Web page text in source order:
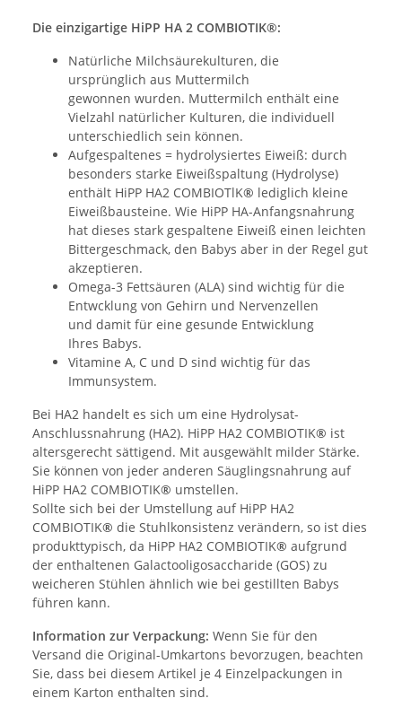
Die einzigartige HiPP HA 2 COMBIOTIK®:
Natürliche Milchsäurekulturen, die
ursprünglich aus Muttermilch
gewonnen wurden. Muttermilch enthält eine
Vielzahl natürlicher Kulturen, die individuell
unterschiedlich sein können.
Aufgespaltenes = hydrolysiertes Eiweiß: durch
besonders starke Eiweißspaltung (Hydrolyse)
enthält HiPP HA2 COMBIOTlK® lediglich kleine
Eiweißbausteine. Wie HiPP HA-Anfangsnahrung
hat dieses stark gespaltene Eiweiß einen leichten
Bittergeschmack, den Babys aber in der Regel gut
akzeptieren.
Omega-3 Fettsäuren (ALA) sind wichtig für die
Entwcklung von Gehirn und Nervenzellen
und damit für eine gesunde Entwicklung
Ihres Babys.
Vitamine A, C und D sind wichtig für das
Immunsystem.
Bei HA2 handelt es sich um eine Hydrolysat-
Anschlussnahrung (HA2). HiPP HA2 COMBIOTIK® ist
altersgerecht sättigend. Mit ausgewählt milder Stärke.
Sie können von jeder anderen Säuglingsnahrung auf
HiPP HA2 COMBIOTIK® umstellen.
Sollte sich bei der Umstellung auf HiPP HA2
COMBIOTIK® die Stuhlkonsistenz verändern, so ist dies
produkttypisch, da HiPP HA2 COMBIOTIK® aufgrund
der enthaltenen Galactooligosaccharide (GOS) zu
weicheren Stühlen ähnlich wie bei gestillten Babys
führen kann.
Information zur Verpackung: Wenn Sie für den
Versand die Original-Umkartons bevorzugen, beachten
Sie, dass bei diesem Artikel je 4 Einzelpackungen in
einem Karton enthalten sind.